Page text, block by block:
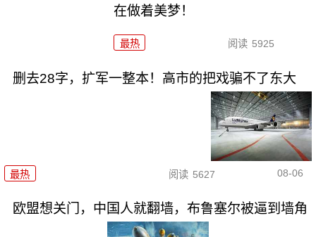
在做着美梦！
最热 阅读 5925
删去28字，扩军一整本！高市的把戏骗不了东大
最热 阅读 5627 08-06
欧盟想关门，中国人就翻墙，布鲁塞尔被逼到墙角